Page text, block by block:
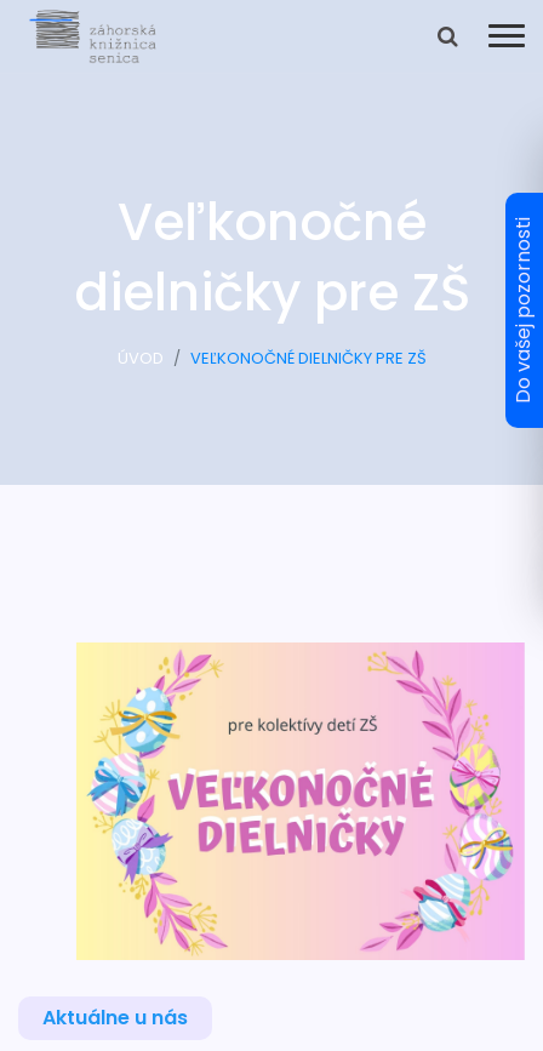
Veľkonočné
dielničky pre ZŠ
ÚVOD VEĽKONOČNÉ DIELNIČKY PRE ZŠ
Aktuálne u nás